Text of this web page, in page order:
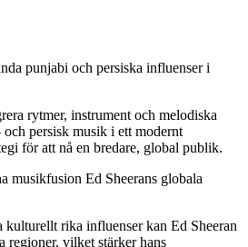
punjabi och persiska influenser i
rytmer, instrument och melodiska
persisk musik i ett modernt
för att nå en bredare, global publik.
musikfusion Ed Sheerans globala
kulturellt rika influenser kan Ed Sheeran
regioner, vilket stärker hans